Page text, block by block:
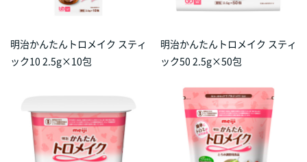
明治かんたんトロメイク スティ
ック10 2.5g×10包
明治かんたんトロメイク スティ
ック50 2.5g×50包